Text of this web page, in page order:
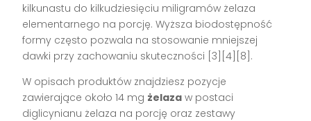
kilkunastu do kilkudziesięciu miligramów żelaza
elementarnego na porcję. Wyższa biodostępność
formy często pozwala na stosowanie mniejszej
dawki przy zachowaniu skuteczności [3][4][8].
W opisach produktów znajdziesz pozycje
zawierające około 14 mg żelaza w postaci
diglicynianu żelaza na porcję oraz zestawy